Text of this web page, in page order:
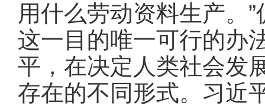
用什么劳动资料生产。
这一目的唯一可行的办
平，在决定人类社会发
存在的不同形式。习近